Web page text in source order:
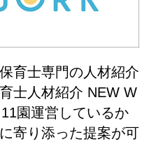
育士専門の人材紹介
士人材紹介 NEW W
園運営しているか
寄り添った提案が可